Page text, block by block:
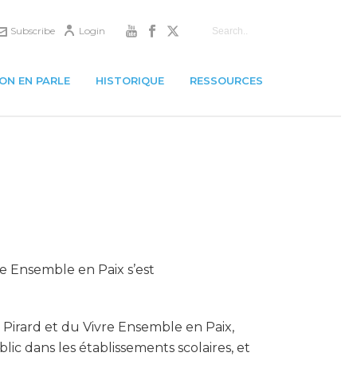
Login
Subscribe
ON EN PARLE HISTORIQUE RESSOURCES
en Paix s’est
et du Vivre Ensemble en Paix,
dans les établissements scolaires, et